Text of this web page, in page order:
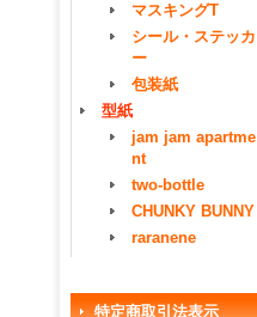
マスキングT
シール・ステッカ
ー
包装紙
型紙
jam jam apartme
nt
two-bottle
CHUNKY BUNNY
raranene
特定商取引法表示